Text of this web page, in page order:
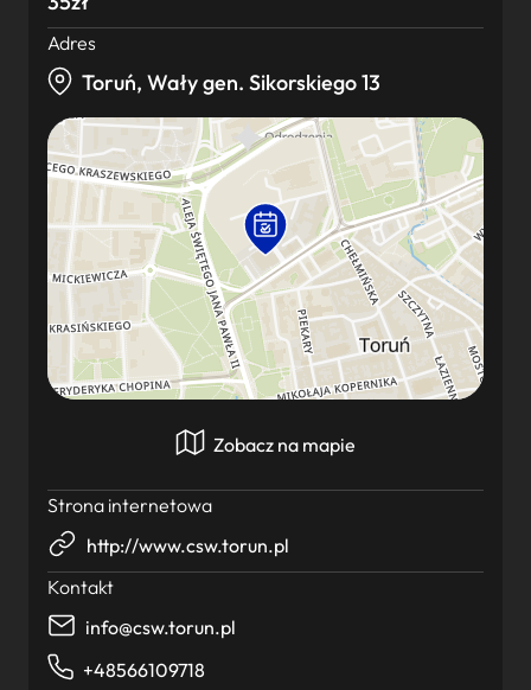
Adres
Toruń, Wały gen. Sikorskiego 13
Zobacz na mapie
Strona internetowa
http://www.csw.torun.pl
Kontakt
info@csw.torun.pl
+48566109718